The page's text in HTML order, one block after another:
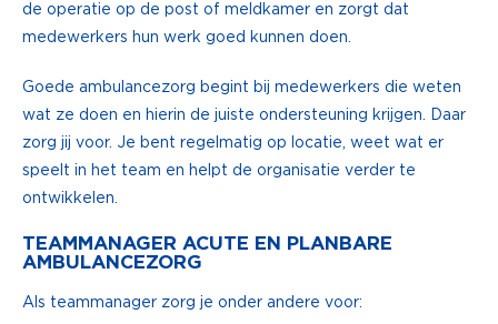
de operatie op de post of meldkamer en zorgt dat
medewerkers hun werk goed kunnen doen.
Goede ambulancezorg begint bij medewerkers die weten
wat ze doen en hierin de juiste ondersteuning krijgen. Daar
zorg jij voor. Je bent regelmatig op locatie, weet wat er
speelt in het team en helpt de organisatie verder te
ontwikkelen.
TEAMMANAGER ACUTE EN PLANBARE
AMBULANCEZORG
Als teammanager zorg je onder andere voor: